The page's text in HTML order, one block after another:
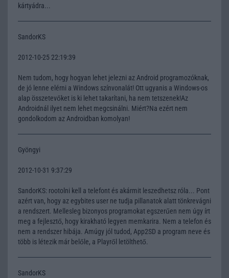
kártyádra...
SandorKS
2012-10-25 22:19:39
Nem tudom, hogy hogyan lehet jelezni az Android programozóknak,
de jó lenne elérni a Windows színvonalát! Ott ugyanis a Windows-os
alap összetevőket is ki lehet takarítani, ha nem tetszenek!Az
Androidnál ilyet nem lehet megcsinálni. Miért?Na ezért nem
gondolkodom az Androidban komolyan!
Gyöngyi
2012-10-31 9:37:29
SandorKS: rootolni kell a telefont és akármit leszedhetsz róla... Pont
azért van, hogy az egybites user ne tudja pillanatok alatt tönkrevágni
a rendszert. Mellesleg bizonyos programokat egszerűen nem úgy írt
meg a fejlesztő, hogy kirakható legyen memkarira. Nem a telefon és
nem a rendszer hibája. Amúgy jól tudod, App2SD a program neve és
több is létezik már belőle, a Playről letölthető.
SandorKS